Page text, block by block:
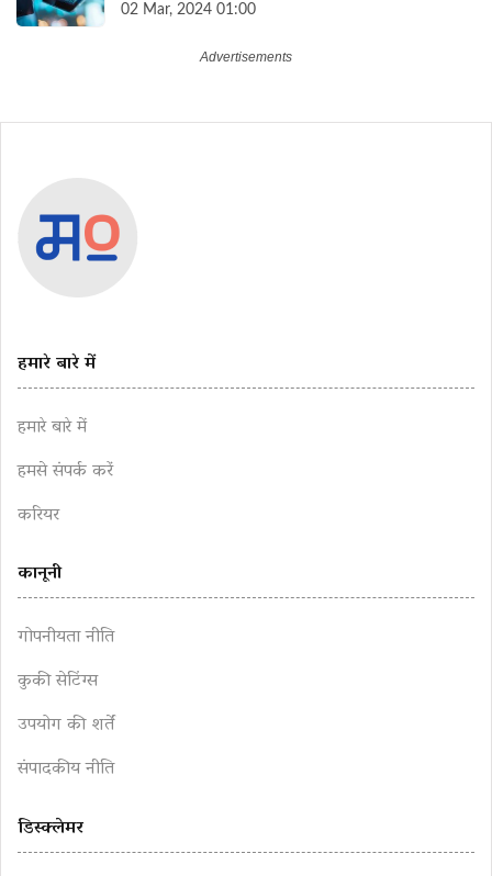
02 Mar, 2024 01:00
हमारे बारे में
हमारे बारे में
हमसे संपर्क करें
करियर
कानूनी
गोपनीयता नीति
कुकी सेटिंग्स
उपयोग की शर्तें
संपादकीय नीति
डिस्क्लेमर